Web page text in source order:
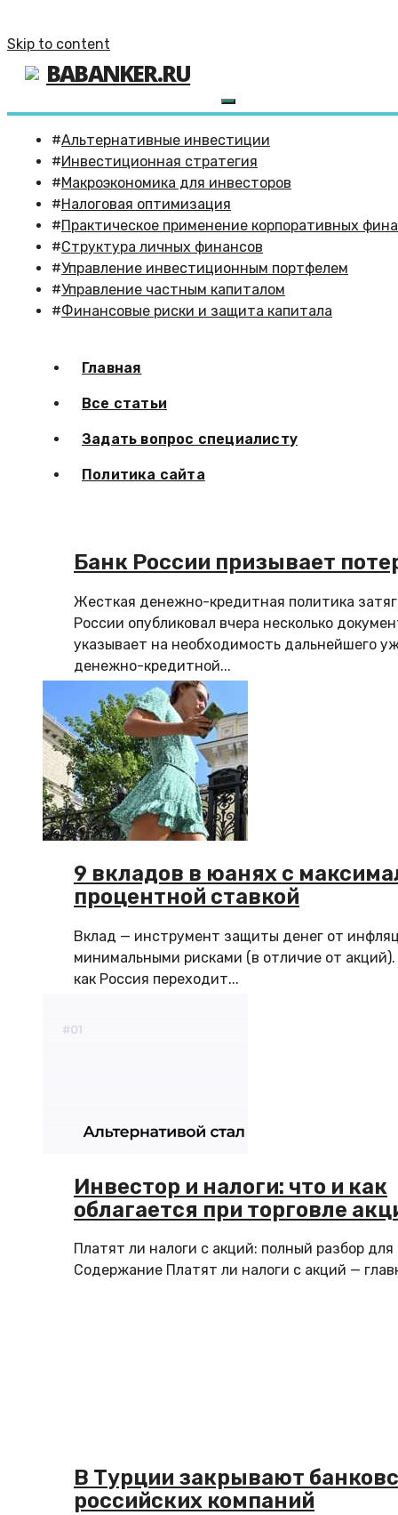
Skip to content
BABANKER.RU
Альтернативные инвестиции
Инвестиционная стратегия
Макроэкономика для инвесторов
Налоговая оптимизация
Практическое применение корпоративных
Структура личных финансов
Управление инвестиционным портфелем
Управление частным капиталом
Финансовые риски и защита капитала
Главная
Все статьи
Задать вопрос специалисту
Политика сайта
Банк России призывает
Жесткая денежно-кредитная политика
России опубликовал вчера несколько
указывает на необходимость дальнейшего
денежно-кредитной...
9 вкладов в юанях с
процентной ставкой
Вклад — инструмент защиты денег от
минимальными рисками (в отличие от
как Россия переходит...
Инвестор и налоги: что и как
облагается при торговле
Платят ли налоги с акций: полный разбор
Содержание Платят ли налоги с акций —
В Турции закрывают
российских компаний